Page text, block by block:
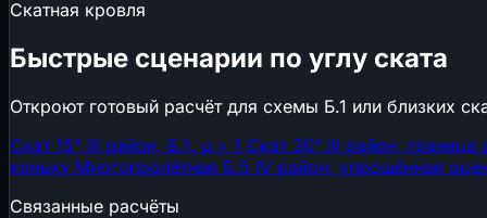
🔥Противопожарные расстояния
Огнетушители
АКатегория помещения
🚪Время эвакуации
🏭Признаки опасного производственного
Скатная кровля
Быстрые сценарии по углу ската
Откроют готовый расчёт для схемы Б.1 или близких
Скат 15° III район, Б.1, μ = 1 Скат 30° III район, граница
коньку Многопролётная Б.5 IV район, упрощённая
Связанные расчёты